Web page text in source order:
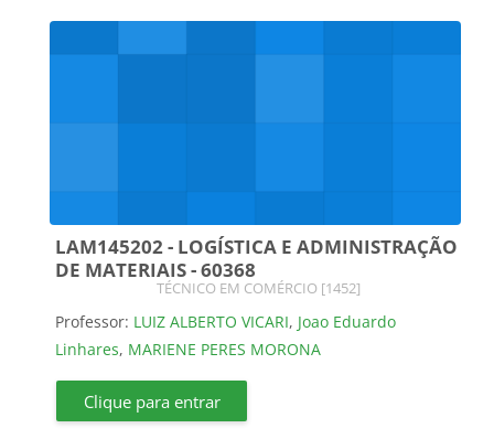
LAM145202 - LOGÍSTICA E ADMINISTRAÇÃO
DE MATERIAIS - 60368
Categoria do curso
TÉCNICO EM COMÉRCIO [1452]
Professor: LUIZ ALBERTO VICARI, Joao Eduardo
Linhares, MARIENE PERES MORONA
Clique para entrar